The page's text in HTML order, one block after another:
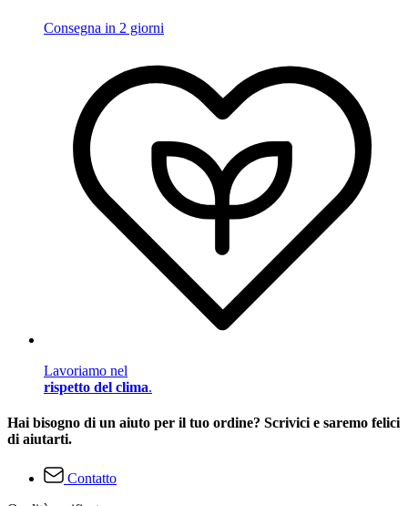
Consegna in 2 giorni
Lavoriamo nel
rispetto del clima.
Hai bisogno di un aiuto per il tuo ordine? Scrivici e saremo felici
di aiutarti.
Contatto